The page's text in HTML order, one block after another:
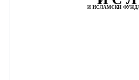
И ИСЛАМСКИ